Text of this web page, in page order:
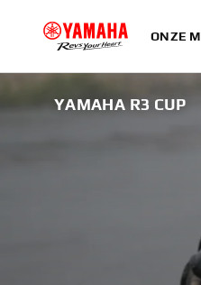
ONZE
YAMAHA R3 CUP